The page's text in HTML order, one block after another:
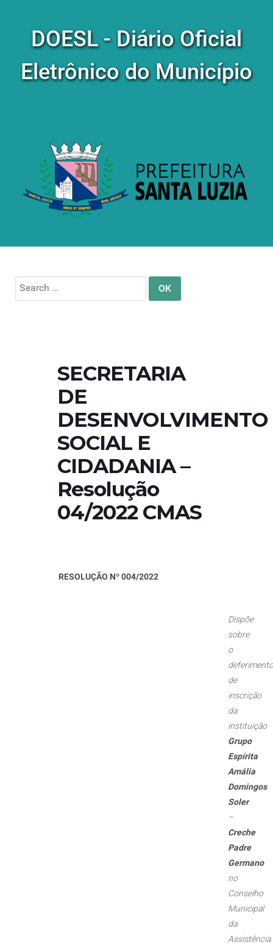
DOESL - Diário Oficial
Eletrônico do Município
Search
for:
SECRETARIA
DE
DESENVOLVIMENTO
SOCIAL E
CIDADANIA –
Resolução
04/2022 CMAS
RESOLUÇÃO Nº 004/2022
Dispõe
sobre
o
deferimento
de
inscrição
da
instituição
Grupo
Espírita
Amália
Domingos
Soler
–
Creche
Padre
Germano
no
Conselho
Municipal
da
Assistência